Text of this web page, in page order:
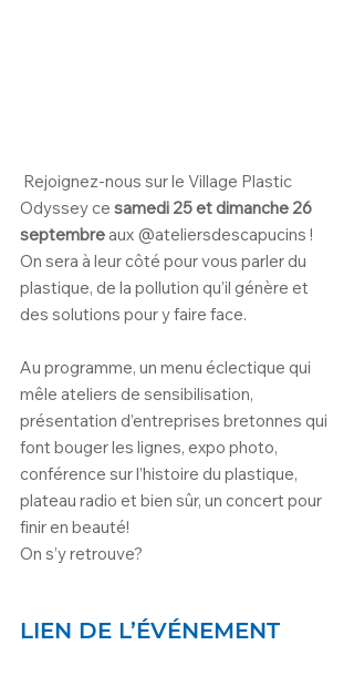
Odyssey ce samedi 25 et dimanche 26
septembre aux @ateliersdescapucins !
On sera à leur côté pour vous parler du
plastique, de la pollution qu’il génère et
des solutions pour y faire face.
Au programme, un menu éclectique qui
mêle ateliers de sensibilisation,
présentation d’entreprises bretonnes qui
font bouger les lignes, expo photo,
conférence sur l’histoire du plastique,
plateau radio et bien sûr, un concert pour
finir en beauté!
On s’y retrouve?
LIEN DE L’ÉVÉNEMENT